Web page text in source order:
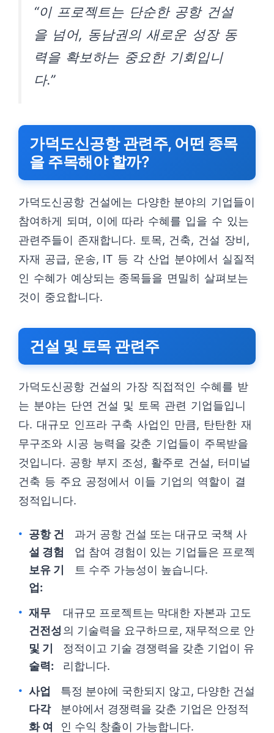
“이 프로젝트는 단순한 공항 건설
을 넘어, 동남권의 새로운 성장 동
력을 확보하는 중요한 기회입니
다.”
가덕도신공항 관련주, 어떤 종목
을 주목해야 할까?
가덕도신공항 건설에는 다양한 분야의 기업들이
참여하게 되며, 이에 따라 수혜를 입을 수 있는
관련주들이 존재합니다. 토목, 건축, 건설 장비,
자재 공급, 운송, IT 등 각 산업 분야에서 실질적
인 수혜가 예상되는 종목들을 면밀히 살펴보는
것이 중요합니다.
건설 및 토목 관련주
가덕도신공항 건설의 가장 직접적인 수혜를 받
는 분야는 단연 건설 및 토목 관련 기업들입니
다. 대규모 인프라 구축 사업인 만큼, 탄탄한 재
무구조와 시공 능력을 갖춘 기업들이 주목받을
것입니다. 공항 부지 조성, 활주로 건설, 터미널
건축 등 주요 공정에서 이들 기업의 역할이 결
정적입니다.
공항 건
설 경험
보유 기
업:
과거 공항 건설 또는 대규모 국책 사
업 참여 경험이 있는 기업들은 프로젝
트 수주 가능성이 높습니다.
재무
건전성
및 기
술력:
대규모 프로젝트는 막대한 자본과 고도
의 기술력을 요구하므로, 재무적으로 안
정적이고 기술 경쟁력을 갖춘 기업이 유
리합니다.
사업
다각
화 여
특정 분야에 국한되지 않고, 다양한 건설
분야에서 경쟁력을 갖춘 기업은 안정적
인 수익 창출이 가능합니다.